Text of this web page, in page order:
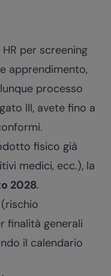
per screening
apprendimento,
processo
III, avete fino a
fisico già
medici, ecc.), la
2028.
finalità generali
il calendario